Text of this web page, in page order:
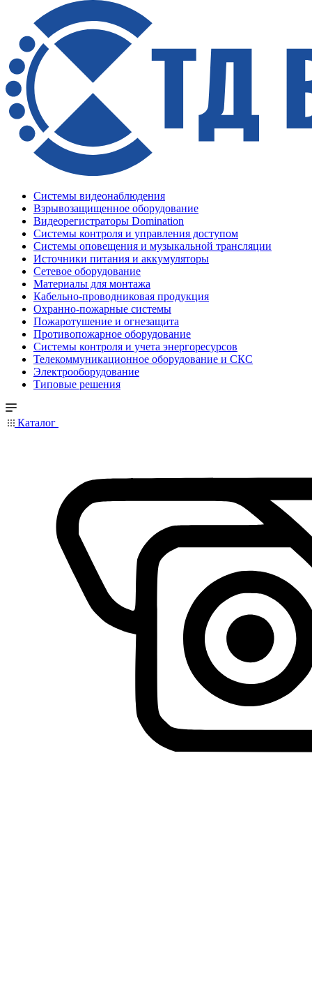
Системы видеонаблюдения
Взрывозащищенное оборудование
Видеорегистраторы Domination
Системы контроля и управления доступом
Системы оповещения и музыкальной трансляции
Источники питания и аккумуляторы
Сетевое оборудование
Материалы для монтажа
Кабельно-проводниковая продукция
Охранно-пожарные системы
Пожаротушение и огнезащита
Противопожарное оборудование
Системы контроля и учета энергоресурсов
Телекоммуникационное оборудование и СКС
Электрооборудование
Типовые решения
Каталог